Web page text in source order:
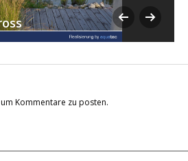
um Kommentare zu posten.